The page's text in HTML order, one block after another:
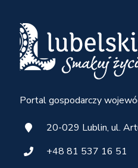
Portal gospodarczy
20-029 Lublin, ul.
+48 81 537 16 51